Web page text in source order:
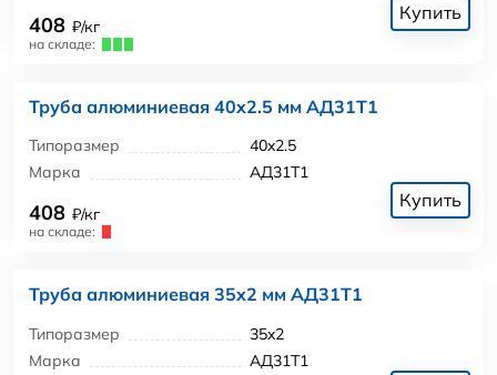
408 ₽/кг
на складе:
Купить
Труба алюминиевая 40x2.5 мм АД31Т1
Типоразмер
40x2.5
Марка
АД31Т1
408 ₽/кг
на складе:
Купить
Труба алюминиевая 35x2 мм АД31Т1
Типоразмер
35x2
Марка
АД31Т1